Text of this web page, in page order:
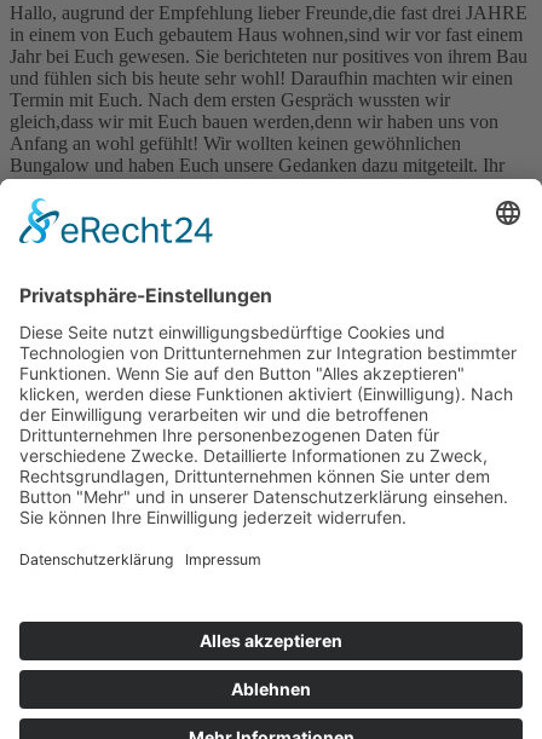
Hallo, augrund der Empfehlung lieber Freunde,die fast drei JAHRE
in einem von Euch gebautem Haus wohnen,sind wir vor fast einem
Jahr bei Euch gewesen. Sie berichteten nur positives von ihrem Bau
und fühlen sich bis heute sehr wohl! Daraufhin machten wir einen
Termin mit Euch. Nach dem ersten Gespräch wussten wir
gleich,dass wir mit Euch bauen werden,denn wir haben uns von
Anfang an wohl gefühlt! Wir wollten keinen gewöhnlichen
Bungalow und haben Euch unsere Gedanken dazu mitgeteilt. Ihr
wir in unserem Haus und leben unserem TRAUM!!!!! Wir möchten
uns nochmal ganz herzlich bei OLAF,RALF,dem ganzen Contract
möchten. empfehlen wir ein persönliches Gespräch zu vereinbaren,
Seite 34 von 39
Anfang
Zurück
31
32
33
34
35
Vorwärts
zurück
Impressum|Datenschutz|Barrierefreiheitserklärung|Infopaket